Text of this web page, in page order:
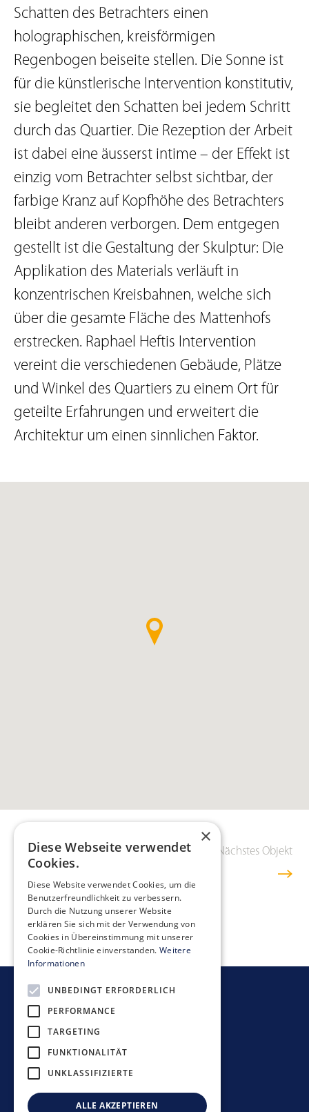
Schatten des Betrachters einen
holographischen, kreisförmigen
Regenbogen beiseite stellen. Die Sonne ist
für die künstlerische Intervention konstitutiv,
sie begleitet den Schatten bei jedem Schritt
durch das Quartier. Die Rezeption der Arbeit
ist dabei eine äusserst intime – der Effekt ist
einzig vom Betrachter selbst sichtbar, der
farbige Kranz auf Kopfhöhe des Betrachters
bleibt anderen verborgen. Dem entgegen
gestellt ist die Gestaltung der Skulptur: Die
Applikation des Materials verläuft in
konzentrischen Kreisbahnen, welche sich
über die gesamte Fläche des Mattenhofs
erstrecken. Raphael Heftis Intervention
vereint die verschiedenen Gebäude, Plätze
und Winkel des Quartiers zu einem Ort für
geteilte Erfahrungen und erweitert die
Architektur um einen sinnlichen Faktor.
Vorheriges Objekt Übersicht Nächstes Objekt
Newsletter bestellen
Datenschutzerklärung
×
Diese Webseite verwendet
Cookies.
Diese Website verwendet Cookies, um die
Benutzerfreundlichkeit zu verbessern.
Durch die Nutzung unserer Website
erklären Sie sich mit der Verwendung von
Cookies in Übereinstimmung mit unserer
Cookie-Richtlinie einverstanden. Weitere
Informationen
UNBEDINGT ERFORDERLICH
PERFORMANCE
TARGETING
FUNKTIONALITÄT
UNKLASSIFIZIERTE
ALLE AKZEPTIEREN